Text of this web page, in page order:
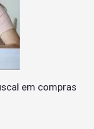
em compras